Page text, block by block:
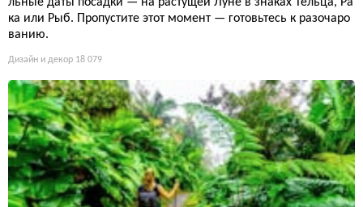
ка или Рыб. Пропустите этот момент — готовьтесь к разочаро
ванию.
Дизайн и декор 18 079